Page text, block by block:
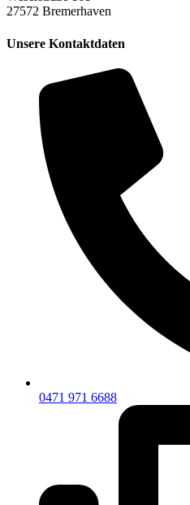
27572 Bremerhaven
Unsere Kontaktdaten
0471 971 6688